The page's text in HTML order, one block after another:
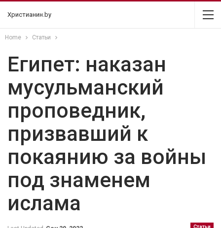
Христианин.by
Home Статьи
Египет: наказан
мусульманский
проповедник,
призвавший к
покаянию за войны
под знаменем
ислама
Статьи